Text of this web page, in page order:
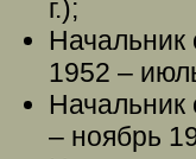
г.);
Начальник
1952 –
– ноябрь